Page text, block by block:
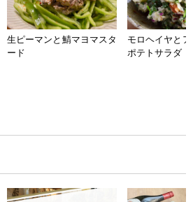
生ピーマンと鯖マヨマスタ
ード
モロヘイヤと
ポテトサラダ